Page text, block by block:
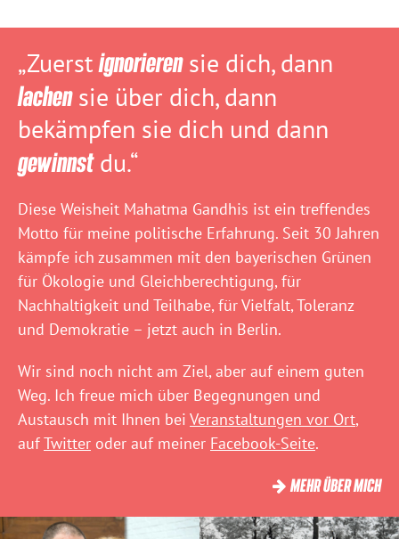
„Zuerstignorierensie dich, dann
lachensie über dich, dann
bekämpfen sie dich und dann
gewinnstdu.“
Diese Weisheit Mahatma Gandhis ist ein treffendes
Motto für meine politische Erfahrung. Seit 30 Jahren
kämpfe ich zusammen mit den bayerischen Grünen
für Ökologie und Gleichberechtigung, für
Nachhaltigkeit und Teilhabe, für Vielfalt, Toleranz
und Demokratie – jetzt auch in Berlin.
Wir sind noch nicht am Ziel, aber auf einem guten
Weg. Ich freue mich über Begegnungen und
Austausch mit Ihnen bei Veranstaltungen vor Ort,
aufTwitter oder auf meiner Facebook-Seite.
MEHR ÜBER MICH